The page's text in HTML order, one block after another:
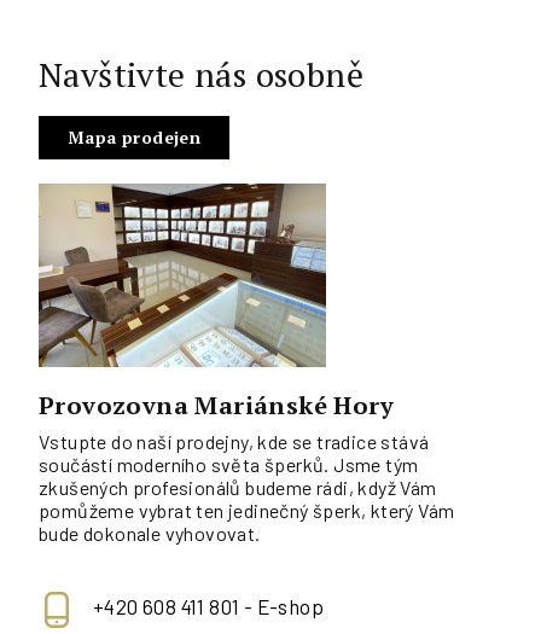
Navštivte nás osobně
Mapa prodejen
Provozovna Mariánské Hory
Vstupte do naší prodejny, kde se tradice stává
součástí moderního světa šperků. Jsme tým
zkušených profesionálů budeme rádi, když Vám
pomůžeme vybrat ten jedinečný šperk, který Vám
bude dokonale vyhovovat.
+420 608 411 801 - E-shop